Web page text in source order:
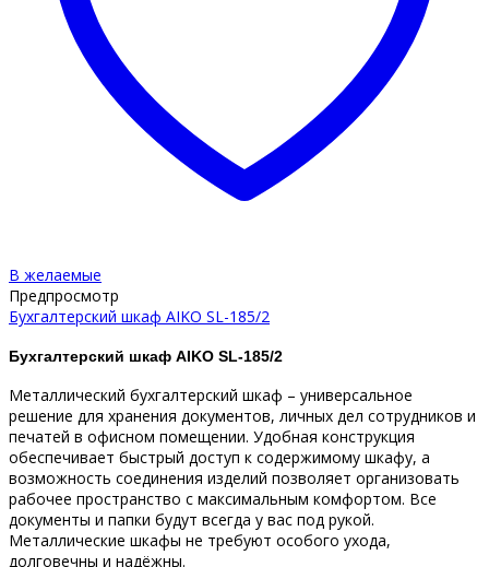
В желаемые
Предпросмотр
Бухгалтерский шкаф AIKO SL-185/2
Бухгалтерский шкаф AIKO SL-185/2
Металлический бухгалтерский шкаф – универсальное
решение для хранения документов, личных дел сотрудников и
печатей в офисном помещении. Удобная конструкция
обеспечивает быстрый доступ к содержимому шкафу, а
возможность соединения изделий позволяет организовать
рабочее пространство с максимальным комфортом. Все
документы и папки будут всегда у вас под рукой.
Металлические шкафы не требуют особого ухода,
долговечны и надёжны.